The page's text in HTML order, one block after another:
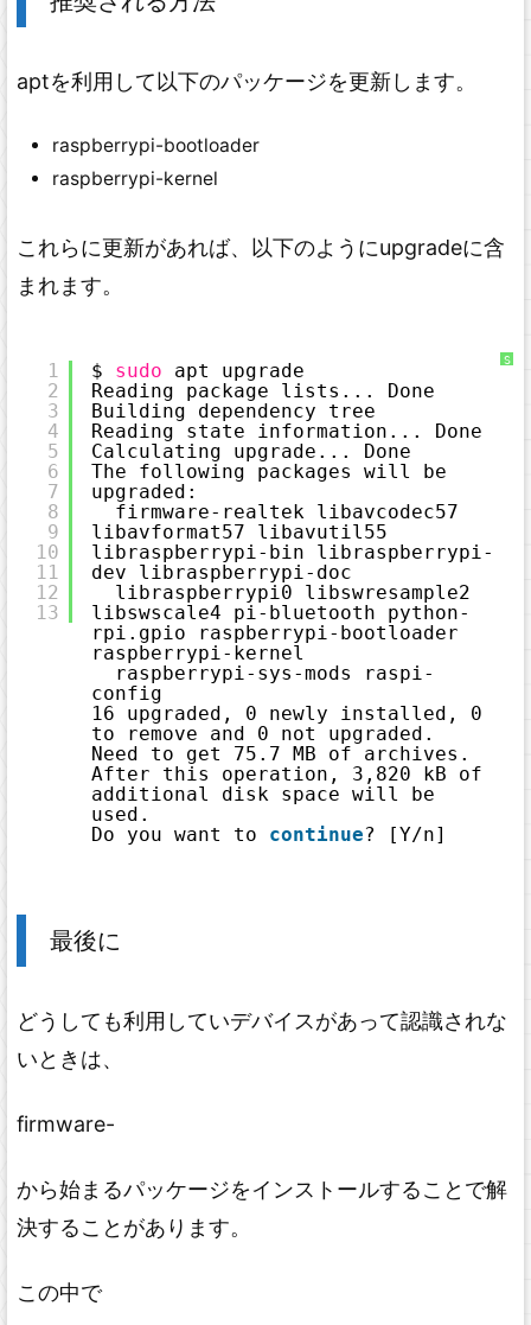
aptを利用して以下のパッケージを更新します。
raspberrypi-bootloader
raspberrypi-kernel
これらに更新があれば、以下のようにupgradeに含
まれます。
S
1
2
3
4
5
6
7
8
9
10
11
12
13
$ sudo
apt upgrade
Reading package lists... Done
Building dependency tree
Reading state information... Done
Calculating upgrade... Done
The following packages will be
upgraded:
firmware-realtek libavcodec57
libavformat57 libavutil55
libraspberrypi-bin libraspberrypi-
dev libraspberrypi-doc
libraspberrypi0 libswresample2
libswscale4 pi-bluetooth python-
rpi.gpio raspberrypi-bootloader
raspberrypi-kernel
raspberrypi-sys-mods raspi-
config
16 upgraded, 0 newly installed, 0
to remove and 0 not upgraded.
Need to get 75.7 MB of archives.
After this operation, 3,820 kB of
additional disk space will be
used.
Do you want to continue? [Y/n]
最後に
どうしても利用していデバイスがあって認識されな
いときは、
firmware-
から始まるパッケージをインストールすることで解
決することがあります。
この中で